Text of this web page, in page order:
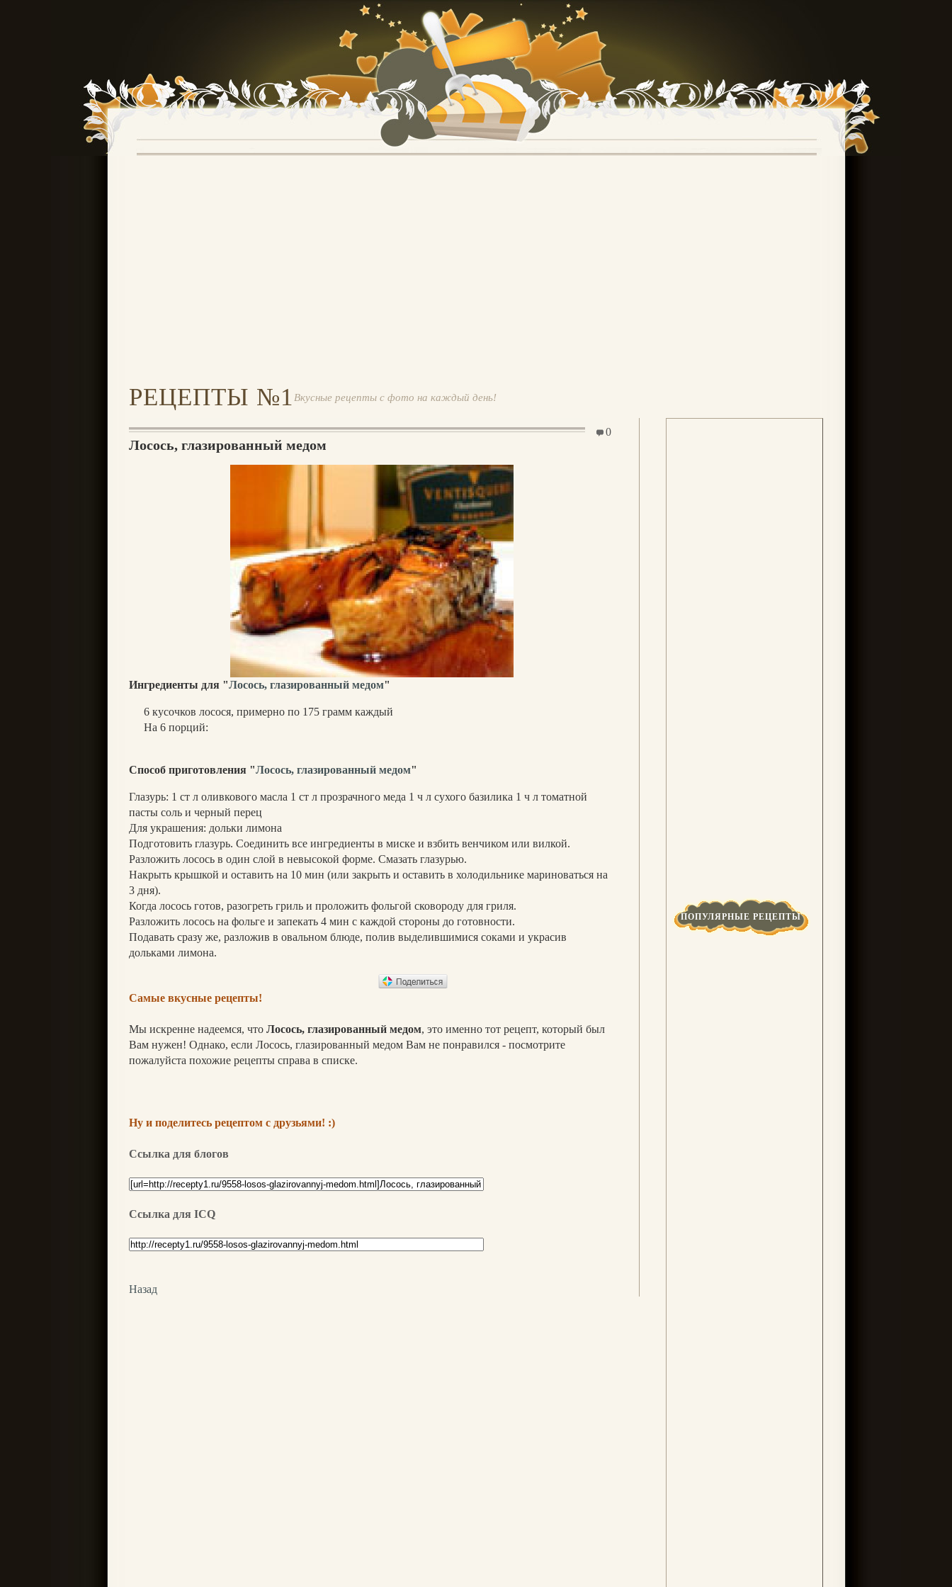
РЕЦЕПТЫ №1 Вкусные рецепты с фото на каждый день!
0
Лосось, глазированный медом
Ингредиенты для "Лосось, глазированный медом"
6 кусочков лосося, примерно по 175 грамм каждый
На 6 порций:
Способ приготовления "Лосось, глазированный медом"
Глазурь: 1 ст л оливкового масла 1 ст л прозрачного меда 1 ч л сухого базилика 1 ч л томатной
пасты соль и черный перец
Для украшения: дольки лимона
Подготовить глазурь. Соединить все ингредиенты в миске и взбить венчиком или вилкой.
Разложить лосось в один слой в невысокой форме. Смазать глазурью.
Накрыть крышкой и оставить на 10 мин (или закрыть и оставить в холодильнике мариноваться на
3 дня).
Когда лосось готов, разогреть гриль и проложить фольгой сковороду для гриля.
Разложить лосось на фольге и запекать 4 мин с каждой стороны до готовности.
Подавать сразу же, разложив в овальном блюде, полив выделившимися соками и украсив
дольками лимона.
Самые вкусные рецепты!
Мы искренне надеемся, что Лосось, глазированный медом, это именно тот рецепт, который был
Вам нужен! Однако, если Лосось, глазированный медом Вам не понравился - посмотрите
пожалуйста похожие рецепты справа в списке.
Ну и поделитесь рецептом с друзьями! :)
Ссылка для блогов
Ссылка для ICQ
Назад
ПОПУЛЯРНЫЕ РЕЦЕПТЫ